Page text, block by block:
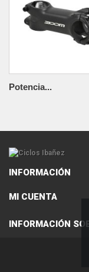
Potencia...
INFORMACIÓN
MI CUENTA
INFORMACIÓN